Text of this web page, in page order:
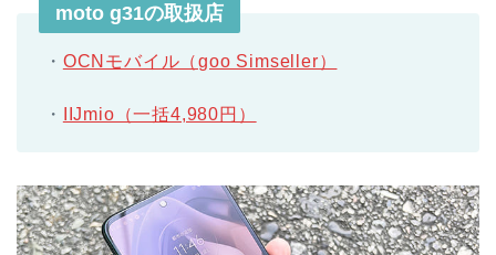
moto g31の取扱店
・ OCNモバイル（goo Simseller）
・ IIJmio（一括4,980円）